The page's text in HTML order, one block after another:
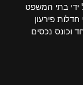
ידי בתי המשפט
פירעון
וכונס נכסים